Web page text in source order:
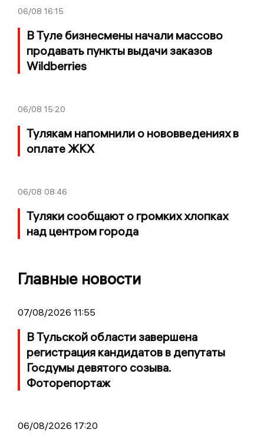
06/08 16:15
В Туле бизнесмены начали массово
продавать пункты выдачи заказов
Wildberries
06/08 15:20
Тулякам напомнили о нововведениях в
оплате ЖКХ
06/08 08:46
Туляки сообщают о громких хлопках
над центром города
Главные новости
07/08/2026 11:55
В Тульской области завершена
регистрация кандидатов в депутаты
Госдумы девятого созыва.
Фоторепортаж
06/08/2026 17:20